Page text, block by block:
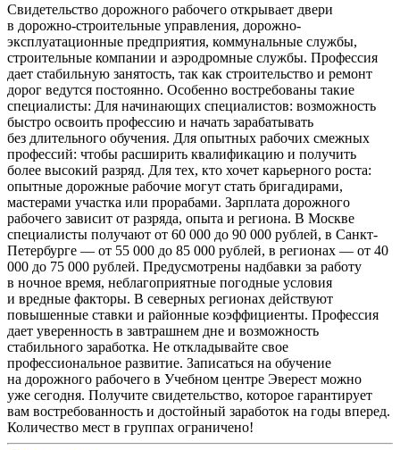
Свидетельство дорожного рабочего открывает двери
в дорожно-строительные управления, дорожно-
эксплуатационные предприятия, коммунальные службы,
строительные компании и аэродромные службы. Профессия
дает стабильную занятость, так как строительство и ремонт
дорог ведутся постоянно. Особенно востребованы такие
специалисты: Для начинающих специалистов: возможность
быстро освоить профессию и начать зарабатывать
без длительного обучения. Для опытных рабочих смежных
профессий: чтобы расширить квалификацию и получить
более высокий разряд. Для тех, кто хочет карьерного роста:
опытные дорожные рабочие могут стать бригадирами,
мастерами участка или прорабами. Зарплата дорожного
рабочего зависит от разряда, опыта и региона. В Москве
специалисты получают от 60 000 до 90 000 рублей, в Санкт-
Петербурге — от 55 000 до 85 000 рублей, в регионах — от 40
000 до 75 000 рублей. Предусмотрены надбавки за работу
в ночное время, неблагоприятные погодные условия
и вредные факторы. В северных регионах действуют
повышенные ставки и районные коэффициенты. Профессия
дает уверенность в завтрашнем дне и возможность
стабильного заработка. Не откладывайте свое
профессиональное развитие. Записаться на обучение
на дорожного рабочего в Учебном центре Эверест можно
уже сегодня. Получите свидетельство, которое гарантирует
вам востребованность и достойный заработок на годы вперед.
Количество мест в группах ограничено!